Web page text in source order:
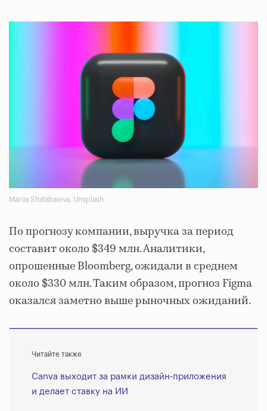
Mariia Shalabaieva, Unsplash
По прогнозу компании, выручка за период
составит около $349 млн. Аналитики,
опрошенные Bloomberg, ожидали в среднем
около $330 млн. Таким образом, прогноз Figma
оказался заметно выше рыночных ожиданий.
Читайте также
Canva выходит за рамки дизайн-приложения
и делает ставку на ИИ